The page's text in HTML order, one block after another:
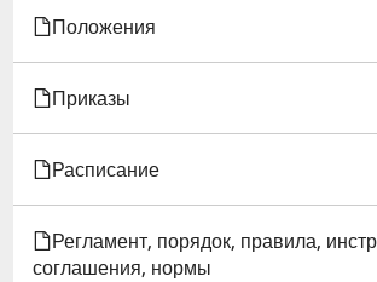
ВЕСЕННЕМ
СЕМЕСТРЕ
2025/2026
УЧ.Г.
Положения
Приказы
Расписание
Регламент, порядок, правила,
соглашения, нормы